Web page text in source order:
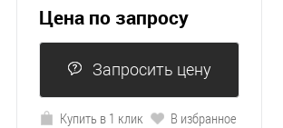
Цена по запросу
Запросить цену
Купить в 1 клик
В избранное